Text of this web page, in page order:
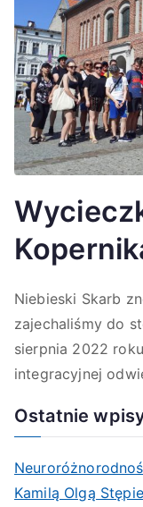
Niebieski Skarb
zajechaliśmy do
sierpnia 2022
integracyjnej
Ostatnie
Kamilą Olgą